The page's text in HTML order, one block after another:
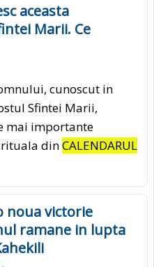
aceasta
Marii. Ce
cunoscut in
Sfintei Marii,
mai importante
dinCALENDARUL
noua victorie
ramane in lupta